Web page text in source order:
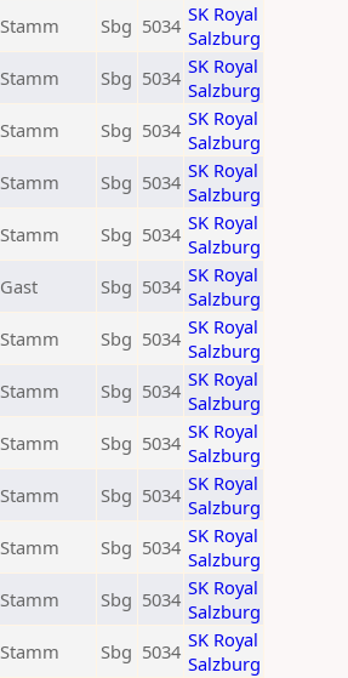
Stamm Sbg 5034 SK Royal
Salzburg
Stamm Sbg 5034 SK Royal
Salzburg
Stamm Sbg 5034 SK Royal
Salzburg
Stamm Sbg 5034 SK Royal
Salzburg
Stamm Sbg 5034 SK Royal
Salzburg
Gast Sbg 5034 SK Royal
Salzburg
Stamm Sbg 5034 SK Royal
Salzburg
Stamm Sbg 5034 SK Royal
Salzburg
Stamm Sbg 5034 SK Royal
Salzburg
Stamm Sbg 5034 SK Royal
Salzburg
Stamm Sbg 5034 SK Royal
Salzburg
Stamm Sbg 5034 SK Royal
Salzburg
Stamm Sbg 5034 SK Royal
Salzburg